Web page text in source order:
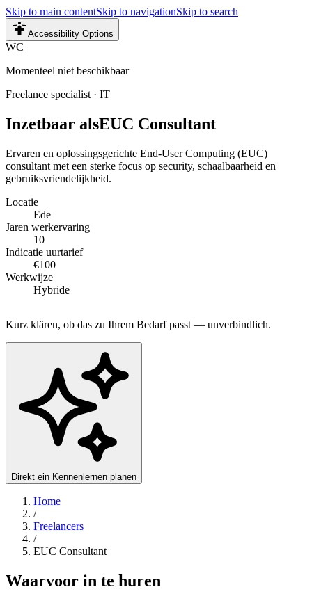
Skip to main contentSkip to navigationSkip to search
Accessibility Options
WC
Momenteel niet beschikbaar
Freelance specialist · IT
Inzetbaar alsEUC Consultant
Ervaren en oplossingsgerichte End-User Computing (EUC)
consultant met een sterke focus op security, schaalbaarheid en
gebruiksvriendelijkheid.
Locatie
Ede
Jaren werkervaring
10
Indicatie uurtarief
€100
Werkwijze
Hybride
Kurz klären, ob das zu Ihrem Bedarf passt — unverbindlich.
Direkt ein Kennenlernen planen
Home
/
Freelancers
/
EUC Consultant
Waarvoor in te huren